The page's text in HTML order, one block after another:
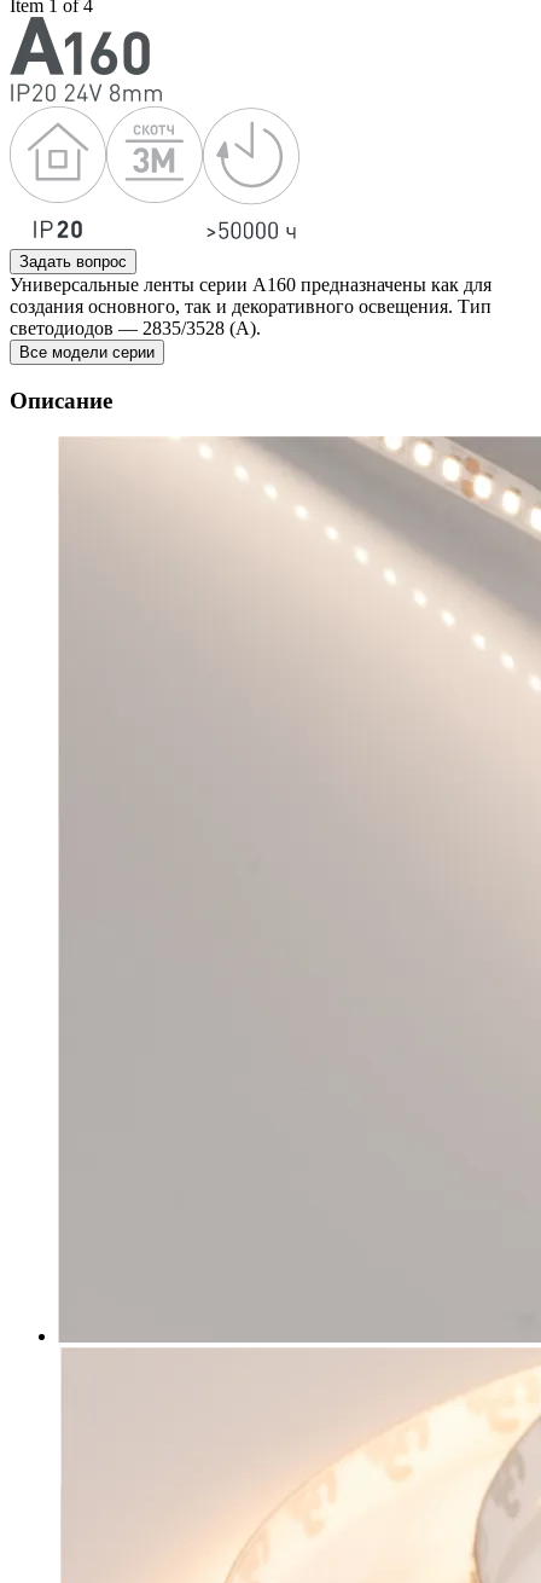
Item 1 of 4
Задать вопрос
Универсальные ленты серии А160 предназначены как для
создания основного, так и декоративного освещения. Тип
светодиодов — 2835/3528 (А).
Все модели серии
Описание